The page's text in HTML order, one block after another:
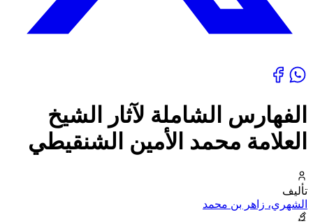
الفهارس الشاملة لآثار الشيخ
العلامة محمد الأمين الشنقيطي
تأليف
الشهري، زاهر بن محمد